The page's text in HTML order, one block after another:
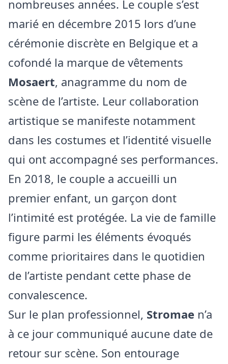
nombreuses années. Le couple s’est
marié en décembre 2015 lors d’une
cérémonie discrète en Belgique et a
cofondé la marque de vêtements
Mosaert, anagramme du nom de
scène de l’artiste. Leur collaboration
artistique se manifeste notamment
dans les costumes et l’identité visuelle
qui ont accompagné ses performances.
En 2018, le couple a accueilli un
premier enfant, un garçon dont
l’intimité est protégée. La vie de famille
figure parmi les éléments évoqués
comme prioritaires dans le quotidien
de l’artiste pendant cette phase de
convalescence.
Sur le plan professionnel, Stromae n’a
à ce jour communiqué aucune date de
retour sur scène. Son entourage